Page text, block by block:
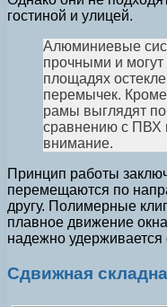
гостиной и улицей.
Алюминиевые
прочными и
площадях
перемычек.
рамы выглядят
сравнению с ПВХ
внимание.
Принцип работы
перемещаются по
другу. Полимерные
плавное движение
надежно
Сдвижная